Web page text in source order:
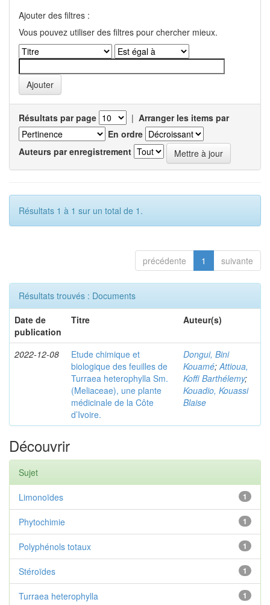
Ajouter des filtres :
Vous pouvez utiliser des filtres pour chercher mieux.
Résultats par page | Arranger les items par
En ordre
Auteurs par enregistrement
Résultats 1 à 1 sur un total de 1.
précédente 1 suivante
Résultats trouvés : Documents
Date de
publication
Titre Auteur(s)
2022-12-08
Etude chimique et
biologique des feuilles de
Turraea heterophylla Sm.
(Meliaceae), une plante
médicinale de la Côte
d’Ivoire.
Dongui, Bini
Kouamé; Attioua,
Koffi Barthélemy;
Kouadio, Kouassi
Blaise
Découvrir
Sujet
1
Limonoïdes
1
Phytochimie
1
Polyphénols totaux
1
Stéroïdes
1
Turraea heterophylla